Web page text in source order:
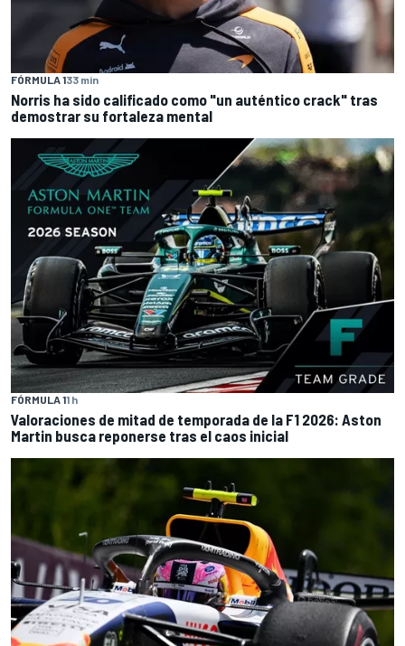
FÓRMULA 133 min
Norris ha sido calificado como "un auténtico crack" tras
demostrar su fortaleza mental
FÓRMULA 11 h
Valoraciones de mitad de temporada de la F1 2026: Aston
Martin busca reponerse tras el caos inicial